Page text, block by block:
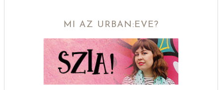
MI AZ URBAN:EVE?